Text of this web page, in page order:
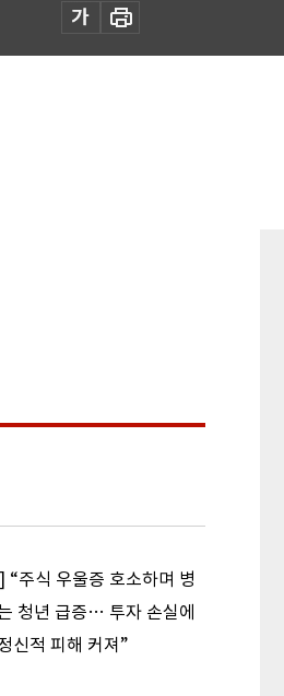
“주식 우울증 호소하며 병
청년 급증… 투자 손실에
신적 피해 커져”